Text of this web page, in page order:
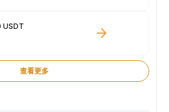
USDT
查看更多